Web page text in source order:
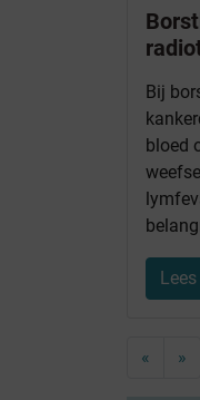
Bij
bloed
« »